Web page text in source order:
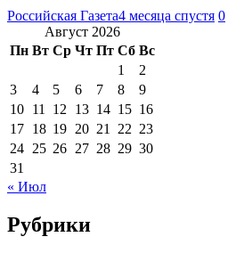
Российская Газета4 месяца спустя 0
Август 2026
Пн Вт Ср Чт Пт Сб Вс
1
2
3
4 5 6 7 8
9
10 11 12 13 14 15 16
17 18 19 20 21 22 23
24 25 26 27 28 29 30
31
« Июл
Рубрики